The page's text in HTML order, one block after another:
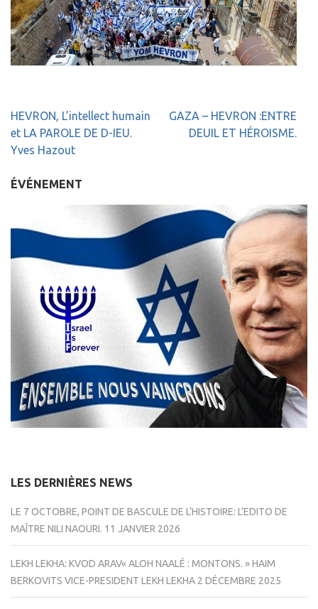
Navigation
de
l’article
HEVRON, L’intellect humain
et LA PAROLE DE D-IEU.
Yves Hazout
GAZA – HEVRON :ENTRE
DEUIL ET HÉROISME.
ÉVÉNEMENT
LES DERNIÈRES NEWS
LE 7 OCTOBRE, POINT DE BASCULE DE L’HISTOIRE: L’EDITO DE
MAÎTRE NILI NAOURI. 11 JANVIER 2026
LEKH LEKHA: KVOD ARAV« ALOH NAALÉ : MONTONS. » HAIM
BERKOVITS VICE-PRESIDENT LEKH LEKHA 2 DÉCEMBRE 2025